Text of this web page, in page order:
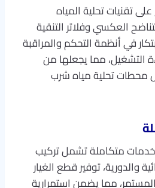
تقنيات تحلية المياه
العكسي وفلاتر التنقية
في أنظمة التحكم والمراقبة
التشغيل، مما يجعلها من
محطات تحلية مياه شرب
متكاملة تشمل تركيب
والدورية، توفير قطع الغيار
مما يضمن استمرارية